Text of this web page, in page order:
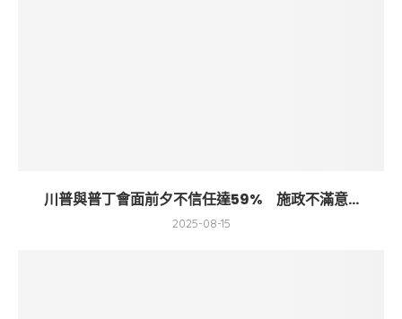
川普與普丁會面前夕不信任達59% 施政不滿意...
2025-08-15